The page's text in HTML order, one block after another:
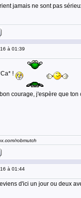
jamais ne sont pas
à 01:39
!
courage, j'espère que ton
robmutch
à 01:44
d'ici un jour ou deux